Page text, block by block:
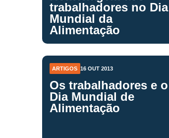
trabalhadores no Dia
Mundial da
Alimentação
ARTIGOS 16 OUT 2013
Os trabalhadores e o
Dia Mundial de
Alimentação